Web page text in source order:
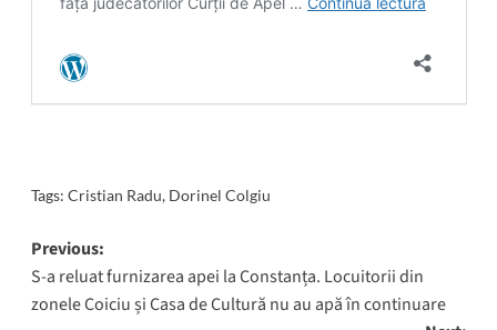
Tags: Cristian Radu, Dorinel Colgiu
Post
navigation
Previous:
S-a reluat furnizarea apei la Constanța. Locuitorii din
zonele Coiciu și Casa de Cultură nu au apă în continuare